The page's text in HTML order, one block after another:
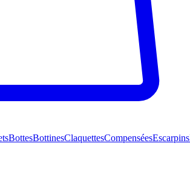
BottesBottinesClaquettesCompenséesEscarpins